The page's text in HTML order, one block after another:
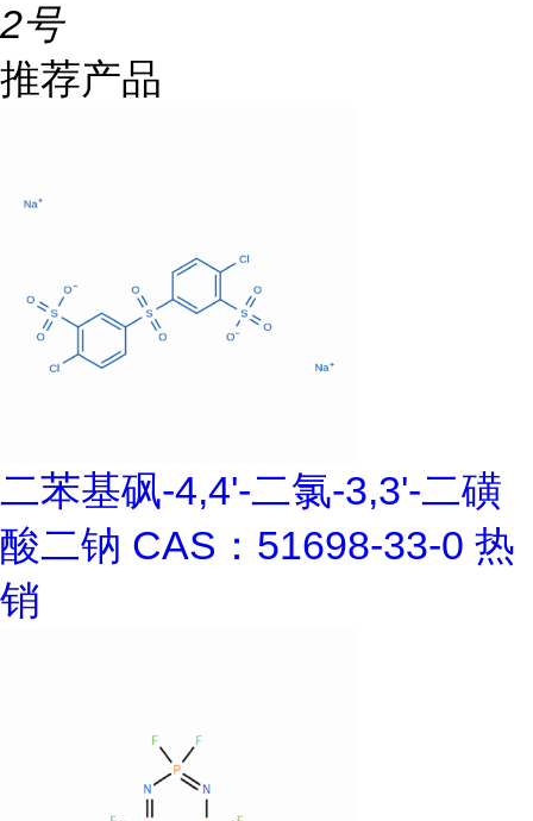
2号
推荐产品
二苯基砜-4,4'-二氯-3,3'-二磺
酸二钠 CAS：51698-33-0 热
销